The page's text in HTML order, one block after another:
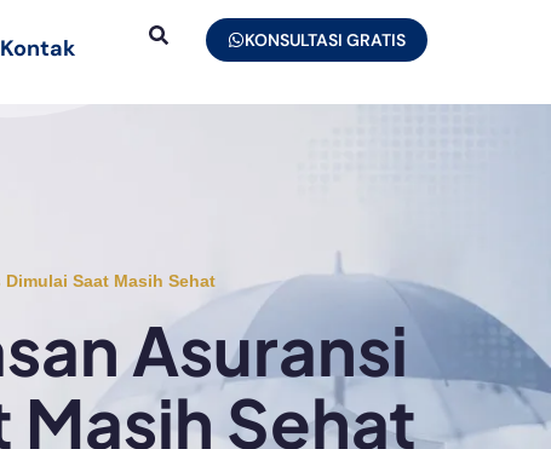
Kontak KONSULTASI GRATIS
Saat Masih Sehat
Asuransi
Masih Sehat